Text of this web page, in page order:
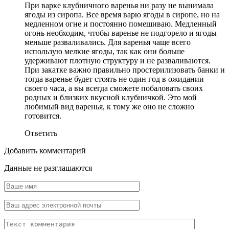
При варке клубничного варенья ни разу не вынимала
ягоды из сиропа. Все время варю ягоды в сиропе, но на
медленном огне и постоянно помешиваю. Медленный
огонь необходим, чтобы варенье не подгорело и ягоды
меньше разваливались. Для варенья чаще всего
использую мелкие ягоды, так как они больше
удерживают плотную структуру и не разваливаются.
При закатке важно правильно простерилизовать банки и
тогда варенье будет стоять не один год в ожидании
своего часа, а вы всегда сможете побаловать своих
родных и близких вкусной клубничкой. Это мой
любимый вид варенья, к тому же оно не сложно
готовится.
Ответить
Добавить комментарий
Данные не разглашаются